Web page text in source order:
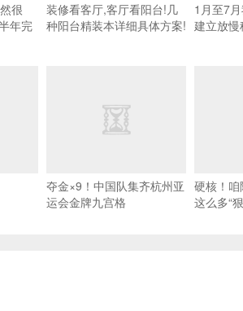
很
年完
装修看客厅,客厅看阳台!几
种阳台精装本详细具体方案!
1月至7
建立放
夺金×9！中国队集齐杭州亚
运会金牌九宫格
硬核！咱
这么多“